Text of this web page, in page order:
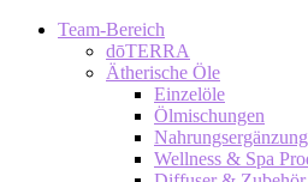
Team-Bereich
dōTERRA
Ätherische Öle
Einzelöle
Ölmischungen
Wellness & Spa